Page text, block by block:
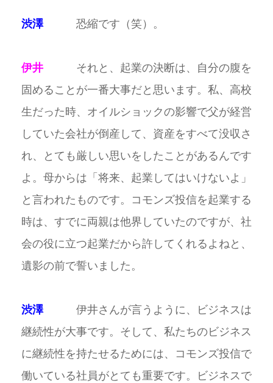
渋澤恐縮です（笑）。
伊井 それと、起業の決断は、自分の腹を
固めることが一番大事だと思います。私、高校
生だった時、オイルショックの影響で父が経営
していた会社が倒産して、資産をすべて没収さ
れ、とても厳しい思いをしたことがあるんです
よ。母からは「将来、起業してはいけないよ」
と言われたものです。コモンズ投信を起業する
時は、すでに両親は他界していたのですが、社
会の役に立つ起業だから許してくれるよねと、
遺影の前で誓いました。
渋澤伊井さんが言うように、ビジネスは
継続性が大事です。そして、私たちのビジネス
に継続性を持たせるためには、コモンズ投信で
働いている社員がとても重要です。ビジネスで